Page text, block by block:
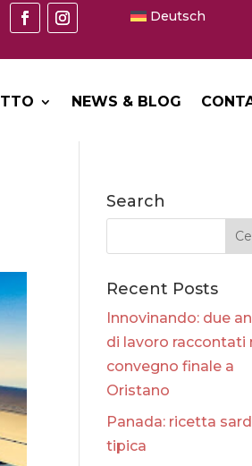
Deutsch
NEWS & BLOG
Search
Recent Posts
Innovinando: due
di lavoro raccontati
convegno finale a
Oristano
Panada: ricetta
tipica